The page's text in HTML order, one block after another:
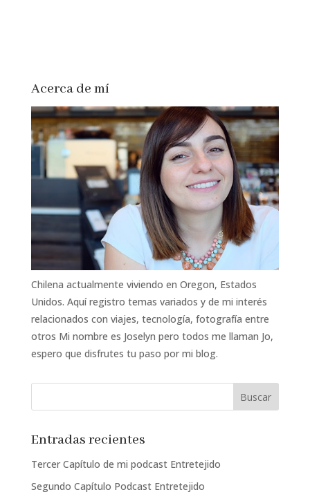
Acerca de mí
Chilena actualmente viviendo en Oregon, Estados
Unidos. Aquí registro temas variados y de mi interés
relacionados con viajes, tecnología, fotografía entre
otros Mi nombre es Joselyn pero todos me llaman Jo,
espero que disfrutes tu paso por mi blog.
Entradas recientes
Tercer Capítulo de mi podcast Entretejido
Segundo Capítulo Podcast Entretejido